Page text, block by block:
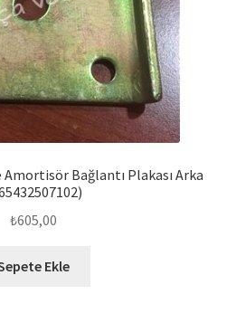
Bağlantı Plakası Arka
₺605,00
Ekle